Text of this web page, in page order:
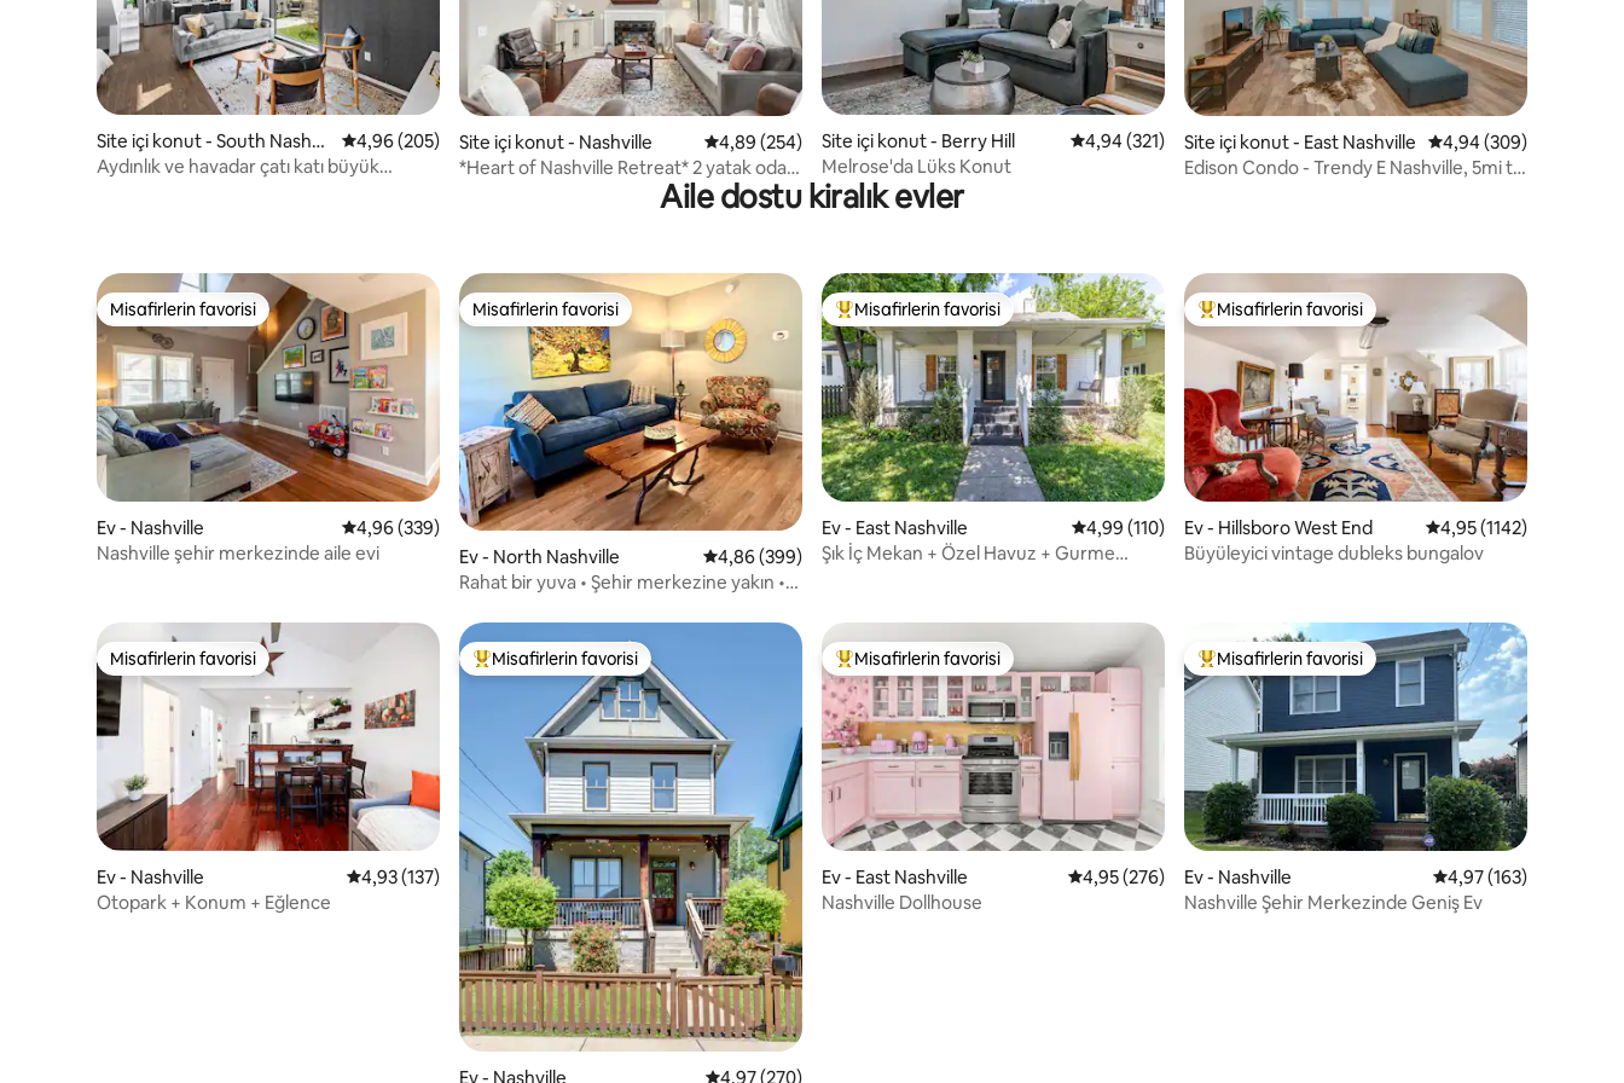
Site içi konut - South Nashvill
e
5 üzerinden ortalama 4,96 puan, 205 değerlendirme
4,96 (205)
Aydınlık ve havadar çatı katı büyük
Site içi konut - Nashville 5 üzerinden ortalama 4,89 puan, 254 değerlendirme
4,89 (254)
*Heart of Nashville Retreat* 2 yatak odası
| Şehir merkezine 7 dakika
Site içi konut - Berry Hill 5 üzerinden ortalama 4,94 puan, 321 değerlendirme
4,94 (321)
Melrose'da Lüks Konut
Site içi konut - East Nashville 5 üzerinden ortalama
4,94 (309)
Edison Condo - Trendy E Nashville, 5mi to
Aile dostu kiralık evler
Misafirlerin favorisi
Misafirlerin favorisi
Ev - Nashville 5 üzerinden ortalama 4,96 puan, 339 değerlendirme
4,96 (339)
Nashville şehir merkezinde aile evi
Misafirlerin favorisi
Misafirlerin favorisi
Ev - North Nashville 5 üzerinden ortalama 4,86 puan, 399 değerlendirme
4,86 (399)
Rahat bir yuva • Şehir merkezine yakın •
Misafirlerin favorilerinden en beğenilenler arasında
Misafirlerin favorisi
Ev - East Nashville 5 üzerinden ortalama 4,99 puan, 110 değerlendirme
4,99 (110)
Şık İç Mekan + Özel Havuz + Gurme
Misafirlerin favorilerinden en beğenilenler arasında
Misafirlerin favorisi
Ev - Hillsboro West End 5 üzerinden ortalama
4,95 (1142)
Büyüleyici vintage dubleks bungalov
Misafirlerin favorisi
Misafirlerin favorisi
Ev - Nashville 5 üzerinden ortalama 4,93 puan, 137 değerlendirme
4,93 (137)
Otopark + Konum + Eğlence
Misafirlerin favorilerinden en beğenilenler arasında
Misafirlerin favorisi
Ev - Nashville 5 üzerinden ortalama 4,97 puan, 270 değerlendirme
4,97 (270)
Misafirlerin favorilerinden en beğenilenler arasında
Misafirlerin favorisi
Ev - East Nashville 5 üzerinden ortalama 4,95 puan, 276 değerlendirme
4,95 (276)
Nashville Dollhouse
Misafirlerin favorilerinden en beğenilenler arasında
Misafirlerin favorisi
Ev - Nashville 5 üzerinden ortalama
4,97 (163)
Nashville Şehir Merkezinde Geniş Ev